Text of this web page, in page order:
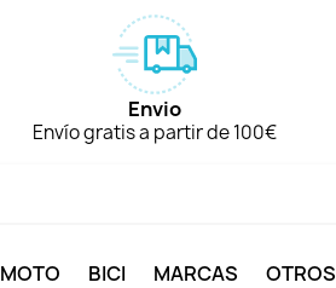
Envio
Envío gratis a partir de 100€
MOTO BICI MARCAS OTROS